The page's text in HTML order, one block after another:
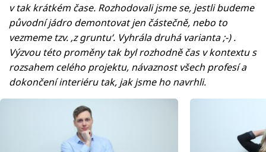
v tak krátkém čase. Rozhodovali jsme se, jestli budeme
původní jádro demontovat jen částečně, nebo to
vezmeme tzv. ‚z gruntu‘. Vyhrála druhá varianta ;-) .
Výzvou této proměny tak byl rozhodně čas v kontextu s
rozsahem celého projektu, návaznost všech profesí a
dokončení interiéru tak, jak jsme ho navrhli.